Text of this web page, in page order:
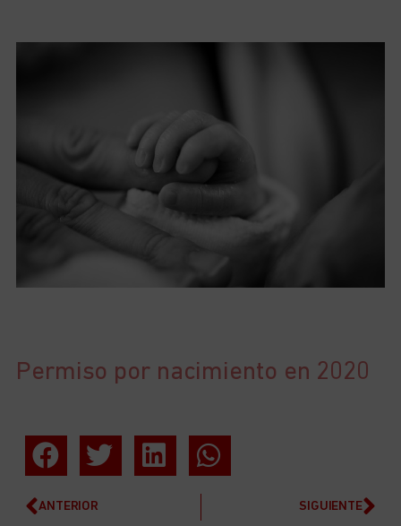
Permiso por nacimiento en 2020
ANTERIOR SIGUIENTE